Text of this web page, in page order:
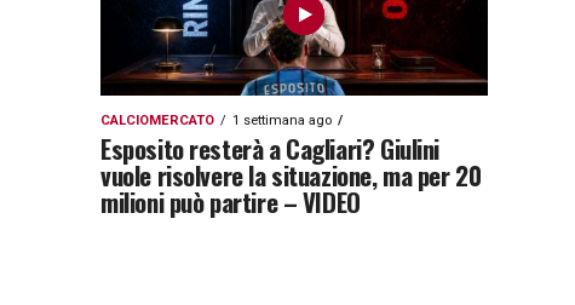
CALCIOMERCATO 1 settimana ago
Esposito resterà a Cagliari? Giulini
vuole risolvere la situazione, ma per 20
milioni può partire – VIDEO